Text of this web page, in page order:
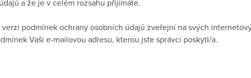
a že je v celém rozsahu přijímáte.
podmínek ochrany osobních údajů zveřejní na svých
Vaši e-mailovou adresu, kterou jste správci poskytl/a.